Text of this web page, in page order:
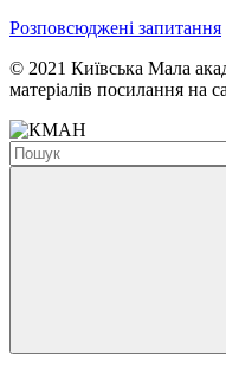
Розповсюджені запитання
© 2021 Київська Мала
матеріалів посилання на